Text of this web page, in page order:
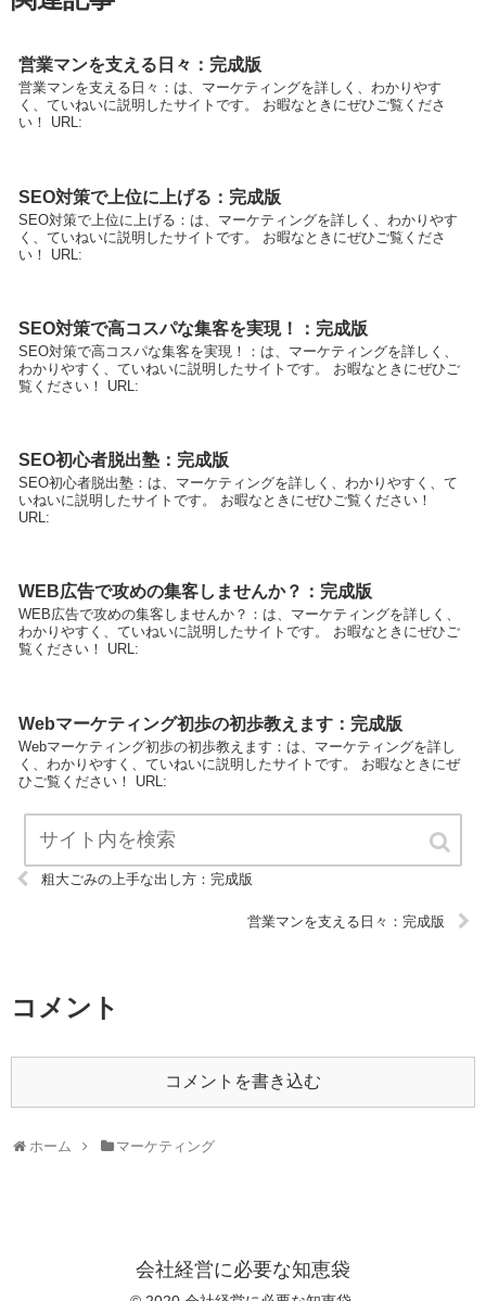
営業マンを支える日々：完成版
営業マンを支える日々：は、マーケティングを詳しく、わかりやす
く、ていねいに説明したサイトです。 お暇なときにぜひご覧くださ
い！ URL:
SEO対策で上位に上げる：完成版
SEO対策で上位に上げる：は、マーケティングを詳しく、わかりやす
く、ていねいに説明したサイトです。 お暇なときにぜひご覧くださ
い！ URL:
SEO対策で高コスパな集客を実現！：完成版
SEO対策で高コスパな集客を実現！：は、マーケティングを詳しく、
わかりやすく、ていねいに説明したサイトです。 お暇なときにぜひご
覧ください！ URL:
SEO初心者脱出塾：完成版
SEO初心者脱出塾：は、マーケティングを詳しく、わかりやすく、て
いねいに説明したサイトです。 お暇なときにぜひご覧ください！
URL:
WEB広告で攻めの集客しませんか？：完成版
WEB広告で攻めの集客しませんか？：は、マーケティングを詳しく、
わかりやすく、ていねいに説明したサイトです。 お暇なときにぜひご
覧ください！ URL:
Webマーケティング初歩の初歩教えます：完成版
Webマーケティング初歩の初歩教えます：は、マーケティングを詳し
く、わかりやすく、ていねいに説明したサイトです。 お暇なときにぜ
ひご覧ください！ URL:
粗大ごみの上手な出し方：完成版
営業マンを支える日々：完成版
コメント
コメントを書き込む
ホーム マーケティング
会社経営に必要な知恵袋